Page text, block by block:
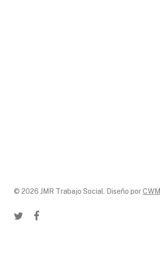
© 2026 JMR Trabajo Social. Diseño porCWM
twitterfacebook